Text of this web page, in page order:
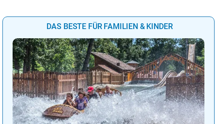
DAS BESTE FÜR FAMILIEN & KINDER